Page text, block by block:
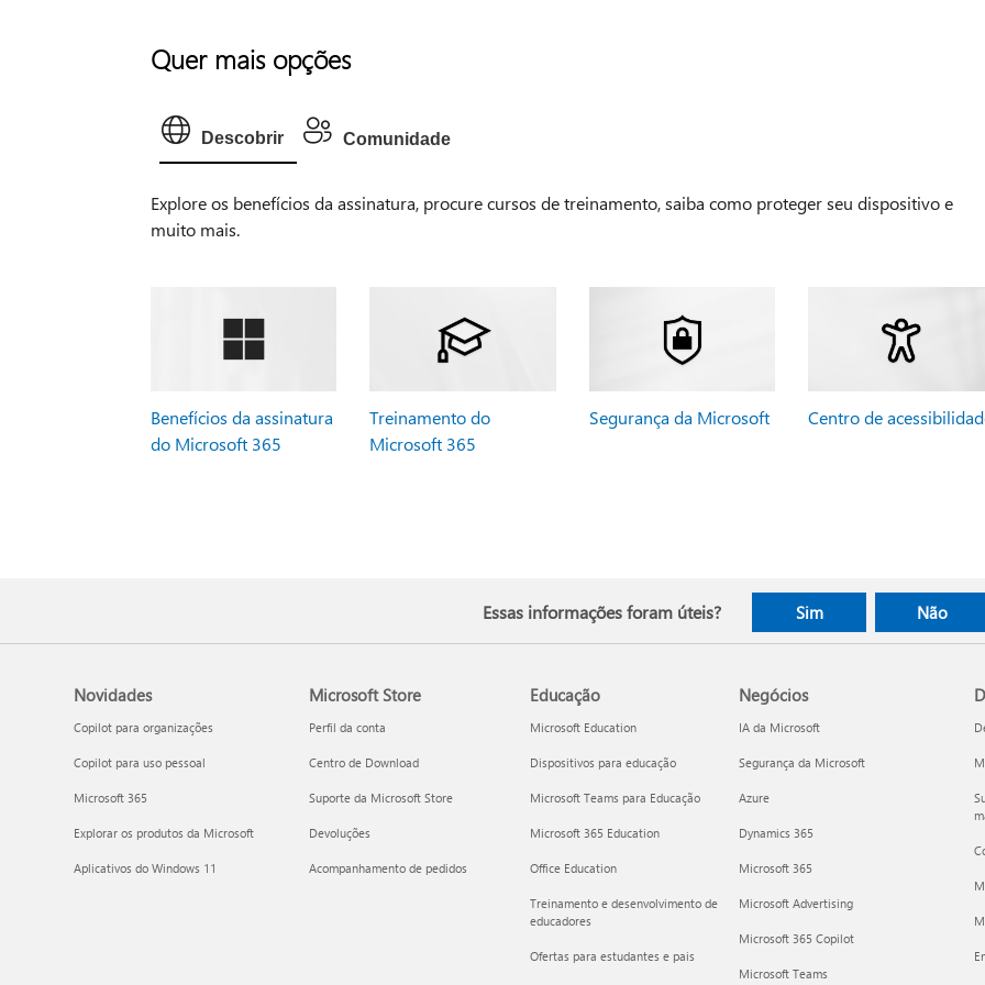
Quer mais opções
Descobrir Comunidade
Explore os benefícios da assinatura, procure cursos de treinamento, saiba como proteger seu dispositivo e
muito mais.
Benefícios da assinatura
do Microsoft 365
Treinamento do
Microsoft 365
Segurança da Microsoft Centro de
Essas informações foram úteis? Sim Não
Novidades
Copilot para organizações
Copilot para uso pessoal
Microsoft 365
Explorar os produtos da Microsoft
Aplicativos do Windows 11
Microsoft Store
Perfil da conta
Centro de Download
Suporte da Microsoft Store
Devoluções
Acompanhamento de pedidos
Educação
Microsoft Education
Dispositivos para educação
Microsoft Teams para Educação
Microsoft 365 Education
Office Education
Treinamento e desenvolvimento de
educadores
Ofertas para estudantes e pais
Negócios
IA da Microsoft
Segurança da Microsoft
Azure
Dynamics 365
Microsoft 365
Microsoft Advertising
Microsoft 365 Copilot
Microsoft Teams